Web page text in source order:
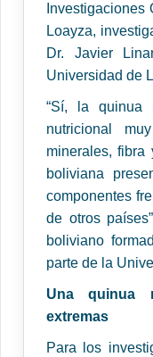
Investigaciones
Loayza,
Dr. Javier
Universidad de
“Sí, la quinua
nutricional
minerales, fibra
boliviana
componentes
de otros
boliviano
parte de la
Una quinua
extremas
Para los